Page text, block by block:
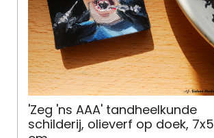
'Zeg 'ns AAA' tandheelkunde
schilderij, olieverf op doek, 7x5